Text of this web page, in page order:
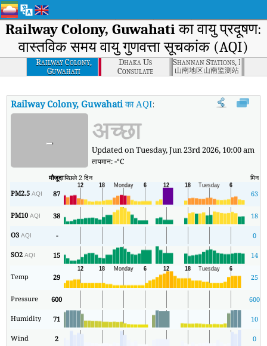
Railway Colony, Guwahatiका वायु प्रदूषण:
वास्तविक समय वायु गुणवत्ता सूचकांक (AQI)
Railway Colony,
Guwahati
Dhaka Us
Consulate
Shannan Stations, Lhoka
山南地区山南监测站
Railway Colony, Guwahatiका AQI: Railway Colony, Guwahati का
- अच्छा
Updated on Tuesday, Jun 23rd 2026, 10:00 am
तापमान:-°C
मौजूदापिछले 2 दिन मिन
PM2.5AQI 87 63
PM10AQI 38 18
O3AQI - 0
SO2AQI 15 14
Temp 29 25
Pressure 600 600
Humidity 71 10
Wind 2 0